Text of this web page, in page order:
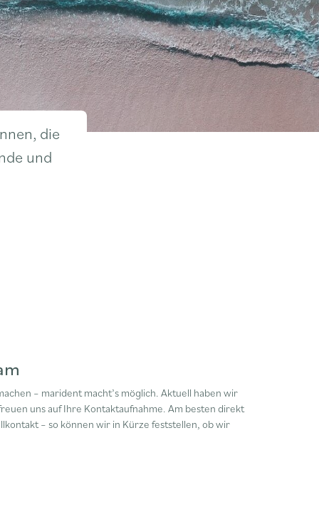
die
und
– marident macht’s möglich. Aktuell haben wir
uns auf Ihre Kontaktaufnahme. Am besten direkt
– so können wir in Kürze feststellen, ob wir